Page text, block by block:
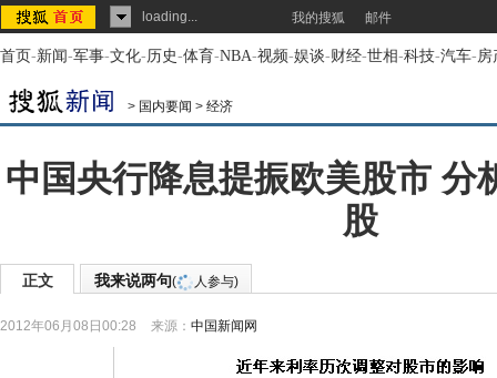
loading... 我的搜狐 邮件
首页-新闻-军事-文化-历史-体育-NBA-视频-娱谈-财经-世相-科技-汽车-房
> 国内要闻 > 经济
中国央行降息提振欧美股市 分
股
正文 我来说两句( 人参与)
2012年06月08日00:28 来源： 中国新闻网